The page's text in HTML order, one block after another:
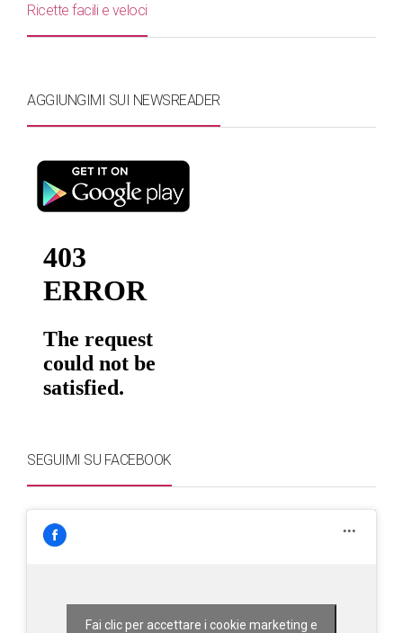
Ricette facili e veloci
AGGIUNGIMI SUI NEWSREADER
SEGUIMI SU FACEBOOK
Fai clic per accettare i cookie marketing e